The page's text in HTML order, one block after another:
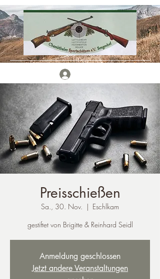
Preisschießen
Sa., 30. Nov.
  |
Eschlkam
gestiftet von Brigitte & Reinhard Seidl
Anmeldung geschlossen
Jetzt andere Veranstaltungen